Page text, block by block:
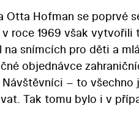
Otta Hofman se poprvé
v roce 1969 však
snímcích pro děti a
objednávce
– to
Tak tomu bylo i v